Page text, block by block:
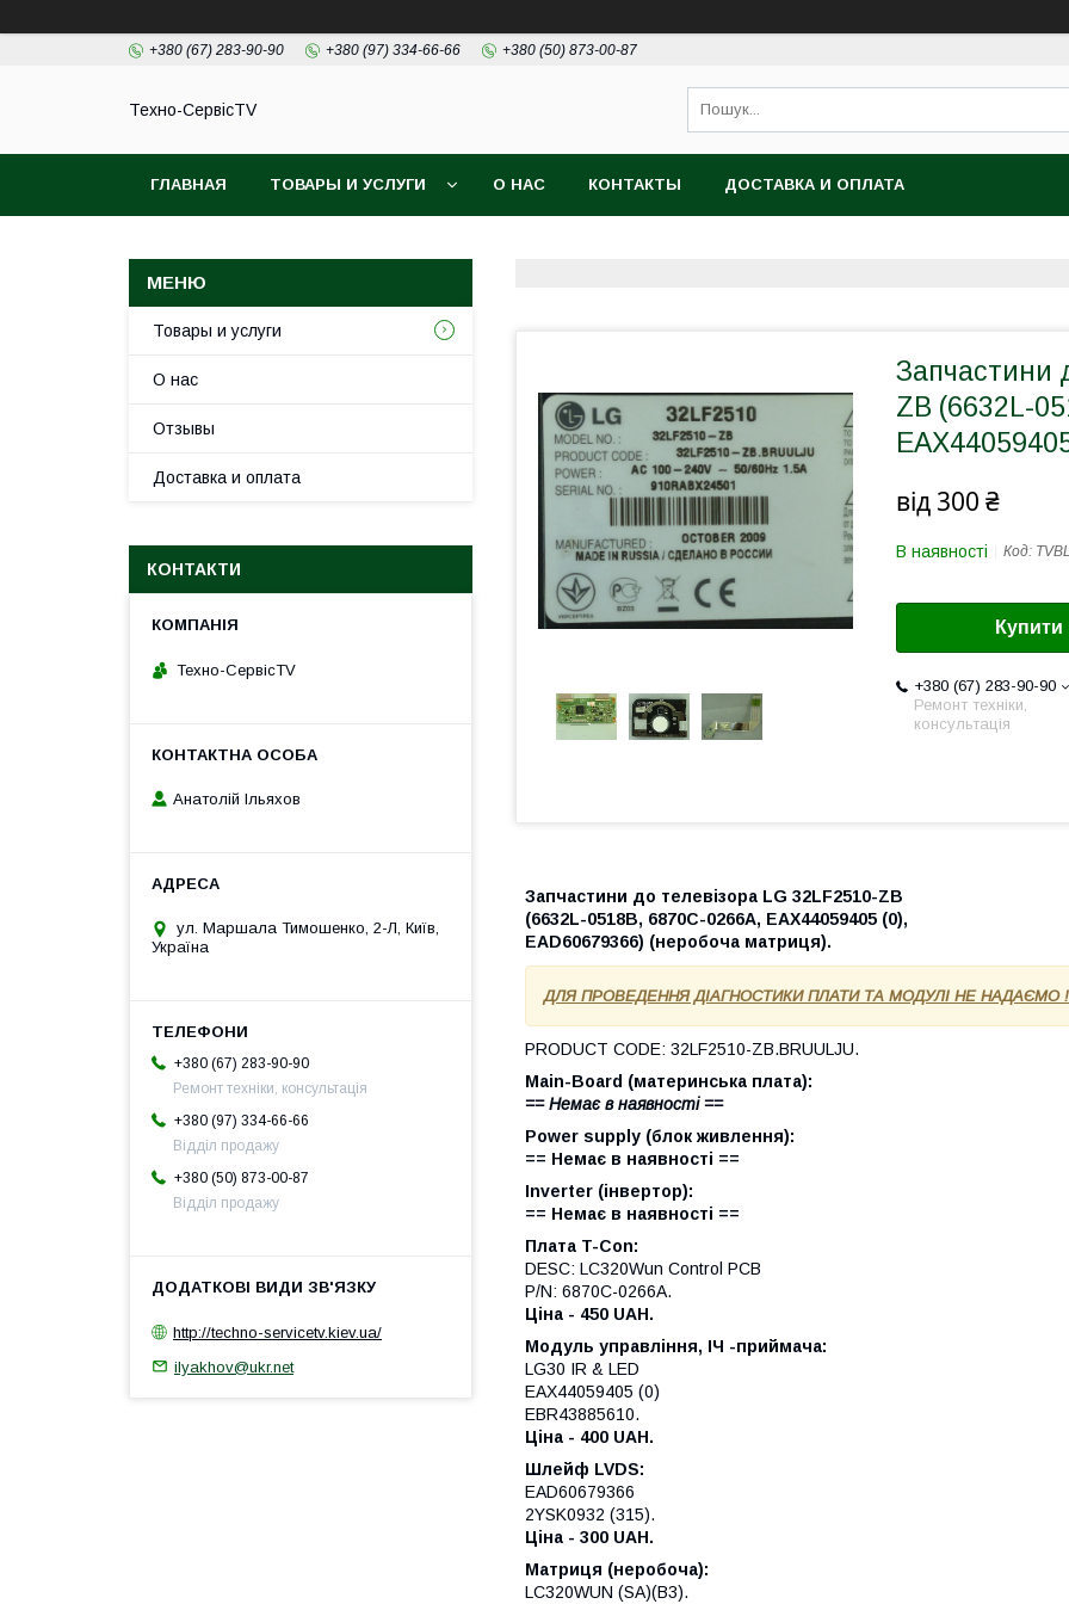
+380 (67) 283-90-90 +380 (97) 334-66-66 +380 (50) 873-00-87
Техно-СервісTV
ГЛАВНАЯ ТОВАРЫ И УСЛУГИ О НАС КОНТАКТЫ ДОСТАВКА И ОПЛАТА
Запчастини
ZB (6632L-
від 300 ₴
В наявності Код:
Купити
+380 (67) 283-90-90
Ремонт техніки,
консультація
Запчастини до телевізора LG 32LF2510-ZB
(6632L-0518B, 6870C-0266A, EAX44059405 (0),
EAD60679366) (неробоча матриця).
ДЛЯ ПРОВЕДЕННЯ ДІАГНОСТИКИ ПЛАТИ ТА МОДУЛІ НЕ НАДАЄМО
PRODUCT CODE: 32LF2510-ZB.BRUULJU.
Main-Board (материнська плата):
== Немає в наявності ==
Power supply (блок живлення):
== Немає в наявності ==
Inverter (інвертор):
== Немає в наявності ==
Плата T-Con:
DESC: LC320Wun Control PCB
P/N: 6870C-0266A.
Ціна - 450 UAH.
Модуль управління, ІЧ -приймача:
LG30 IR & LED
EAX44059405 (0)
EBR43885610.
Ціна - 400 UAH.
Шлейф LVDS:
EAD60679366
2YSK0932 (315).
Ціна - 300 UAH.
Матриця (неробоча):
LC320WUN (SA)(B3).
Товары и услуги
О нас
Отзывы
Доставка и оплата
КОНТАКТИ
Техно-СервісTV
Анатолій Ільяхов
ул. Маршала Тимошенко, 2-Л, Київ,
Україна
+380 (67) 283-90-90
Ремонт техніки, консультація
+380 (97) 334-66-66
Відділ продажу
+380 (50) 873-00-87
Відділ продажу
http://techno-servicetv.kiev.ua/
ilyakhov@ukr.net